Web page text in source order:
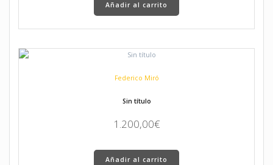
Añadir al carrito
Federico Miró
Sin título
1.200,00€
Añadir al carrito